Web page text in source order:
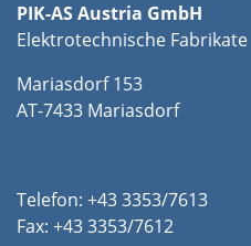
PIK-AS Austria GmbH
Elektrotechnische Fabrikate
Mariasdorf 153
AT-7433 Mariasdorf
Telefon: +43 3353/7613
Fax: +43 3353/7612